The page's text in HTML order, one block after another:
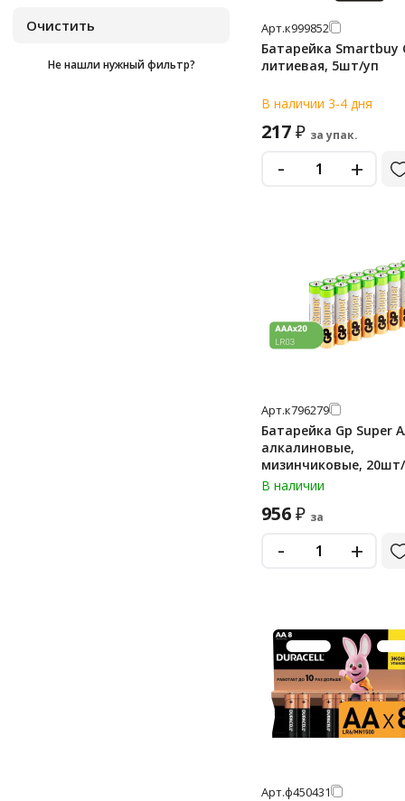
cr2450
Не нашли нужный фильтр?
Арт.к999852
Батарейка Smartbuy
литиевая, 5шт/уп
В наличии 3-4 дня
217₽ за упак.
- +
Арт.к796279
Батарейка Gp Super
алкалиновые,
мизинчиковые,
В наличии
956₽ за
- +
Арт.ф450431